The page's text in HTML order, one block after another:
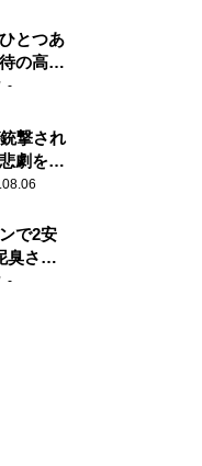
とつあ
の高卒
撃され
劇を語
で2安
臭さを
には少